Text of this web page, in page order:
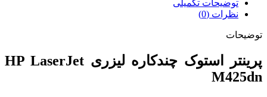
توضیحات تکمیلی
نظرات (0)
توضیحات
پرینتر استوک چندکاره لیزری HP LaserJet
M425dn